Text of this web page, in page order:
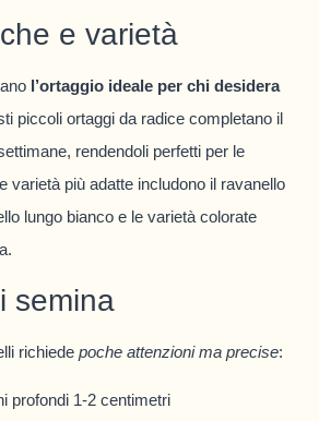
e varietà
l’ortaggio ideale per chi desidera
piccoli ortaggi da radice completano il
rendendoli perfetti per le
varietà più adatte includono il ravanello
lungo bianco e le varietà colorate
semina
richiede poche attenzioni ma precise:
profondi 1-2 centimetri